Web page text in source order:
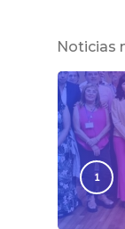
Noticias